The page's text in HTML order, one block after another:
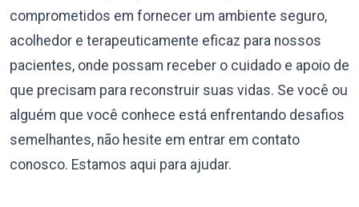
comprometidos em fornecer um ambiente seguro,
acolhedor e terapeuticamente eficaz para nossos
pacientes, onde possam receber o cuidado e apoio de
que precisam para reconstruir suas vidas. Se você ou
alguém que você conhece está enfrentando desafios
semelhantes, não hesite em entrar em contato
conosco. Estamos aqui para ajudar.